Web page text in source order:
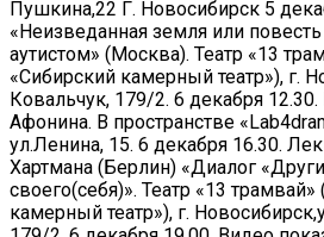
Пушкина,22 Г. Новосибирск 5
«Неизведанная земля или
аутистом» (Москва). Театр «13
«Сибирский камерный театр»), г.
Ковальчук, 179/2. 6 декабря
Афонина. В пространстве
ул.Ленина, 15. 6 декабря 16.30.
Хартмана (Берлин) «Диалог
своего(себя)». Театр «13
камерный театр»), г.